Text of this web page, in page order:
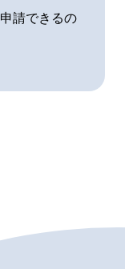
請できるの